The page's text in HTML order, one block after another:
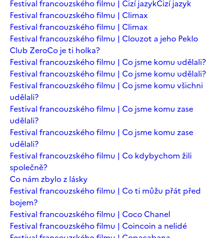
Festival francouzského filmu | Cizí jazykCizí jazyk
Festival francouzského filmu | Climax
Festival francouzského filmu | Climax
Festival francouzského filmu | Clouzot a jeho Peklo
Club ZeroCo je ti holka?
Festival francouzského filmu | Co jsme komu udělali?
Festival francouzského filmu | Co jsme komu udělali?
Festival francouzského filmu | Co jsme komu všichni
udělali?
Festival francouzského filmu | Co jsme komu zase
udělali?
Festival francouzského filmu | Co jsme komu zase
udělali?
Festival francouzského filmu | Co kdybychom žili
společně?
Co nám zbylo z lásky
Festival francouzského filmu | Co ti můžu přát před
bojem?
Festival francouzského filmu | Coco Chanel
Festival francouzského filmu | Coincoin a nelidé